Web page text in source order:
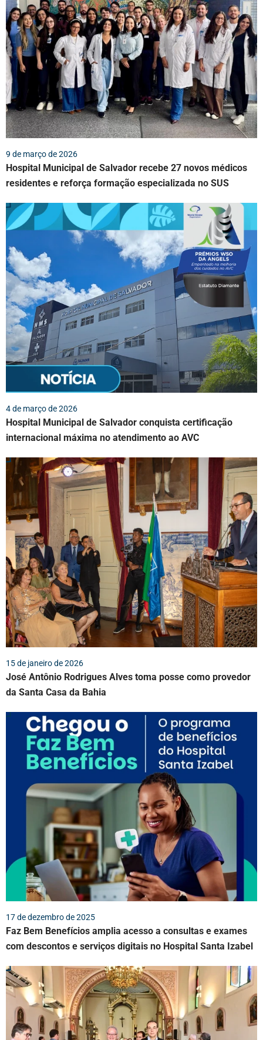
9 de março de 2026
Hospital Municipal de Salvador recebe 27 novos médicos
residentes e reforça formação especializada no SUS
4 de março de 2026
Hospital Municipal de Salvador conquista certificação
internacional máxima no atendimento ao AVC
15 de janeiro de 2026
José Antônio Rodrigues Alves toma posse como provedor
da Santa Casa da Bahia
17 de dezembro de 2025
Faz Bem Benefícios amplia acesso a consultas e exames
com descontos e serviços digitais no Hospital Santa Izabel